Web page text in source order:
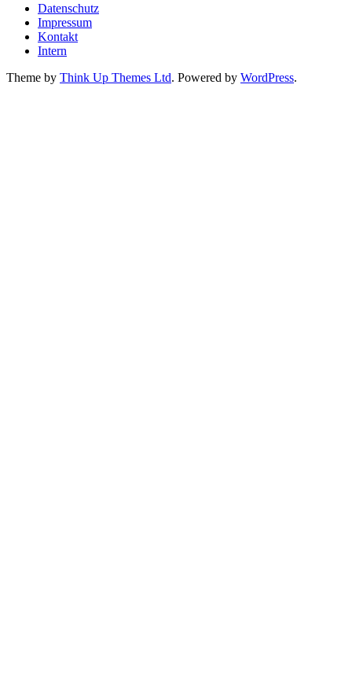
Datenschutz
Impressum
Kontakt
Intern
Theme by Think Up Themes Ltd. Powered by WordPress.